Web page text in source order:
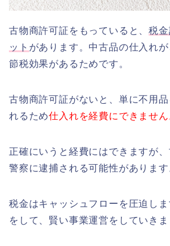
古物商許可証をもっていると、税金
ット があります。中古品の仕入れ
節税効果があるためです。
古物商許可証がないと、単に不用
れるため仕入れを経費にできません
正確にいうと経費にはできますが
警察に逮捕される可能性があります
税金はキャッシュフローを圧迫し
をして、賢い事業運営をしていきま